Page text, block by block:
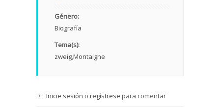
Género:
Biografía
Tema(s):
zweigMontaigne
Inicie sesión o regístrese para comentar